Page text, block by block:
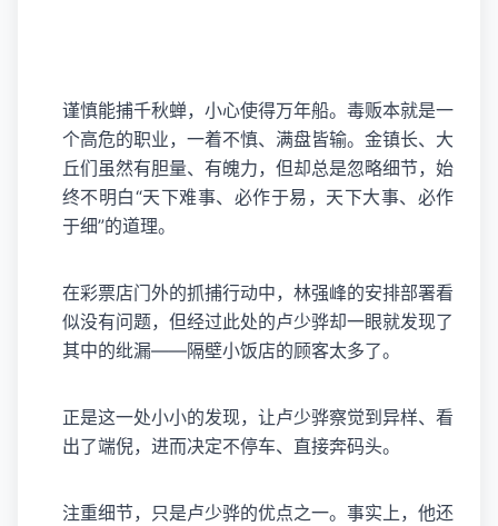
谨慎能捕千秋蝉，小心使得万年船。毒贩本就是一
个高危的职业，一着不慎、满盘皆输。金镇长、大
丘们虽然有胆量、有魄力，但却总是忽略细节，始
终不明白“天下难事、必作于易，天下大事、必作
于细”的道理。
在彩票店门外的抓捕行动中，林强峰的安排部署看
似没有问题，但经过此处的卢少骅却一眼就发现了
其中的纰漏——隔壁小饭店的顾客太多了。
正是这一处小小的发现，让卢少骅察觉到异样、看
出了端倪，进而决定不停车、直接奔码头。
注重细节，只是卢少骅的优点之一。事实上，他还